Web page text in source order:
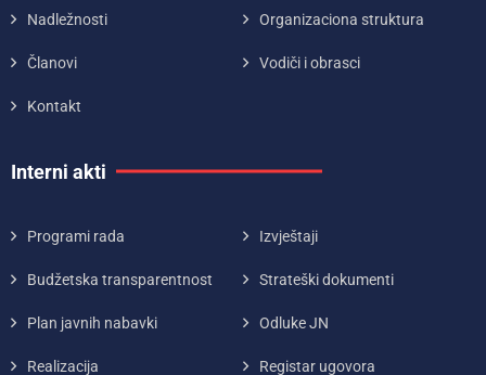
Nadležnosti Organizaciona struktura
Članovi Vodiči i obrasci
Kontakt
Interni akti
Programi rada Izvještaji
Budžetska transparentnost Strateški dokumenti
Plan javnih nabavki Odluke JN
Realizacija Registar ugovora